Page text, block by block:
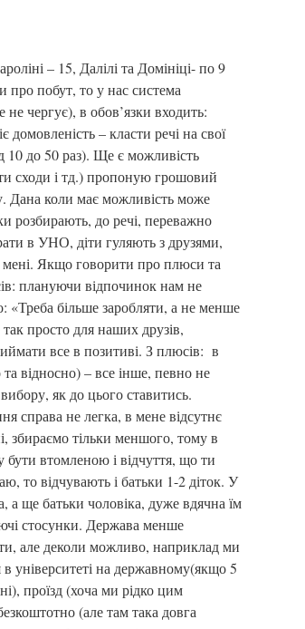
– 15, Далілі та Домініці- по 9
про побут, то у нас система
чергує), в обов’язки входить:
домовленість – класти речі на свої
10 до 50 раз). Ще є можливість
сходи і тд.) пропоную грошовий
Дана коли має можливість може
розбирають, до речі, переважно
в УНО, діти гуляють з друзями,
Якщо говорити про плюси та
плануючи відпочинок нам не
«Треба більше заробляти, а не менше
просто для наших друзів,
все в позитиві. З плюсів: в
відносно) – все інше, певно не
вибору, як до цього ставитись.
справа не легка, в мене відсутнє
збираємо тільки меншого, тому в
втомленою і відчуття, що ти
то відчувають і батьки 1-2 діток. У
а ще батьки чоловіка, дуже вдячна їм
стосунки. Держава менше
але деколи можливо, наприклад ми
університеті на державному(якщо 5
проїзд (хоча ми рідко цим
(але там така довга